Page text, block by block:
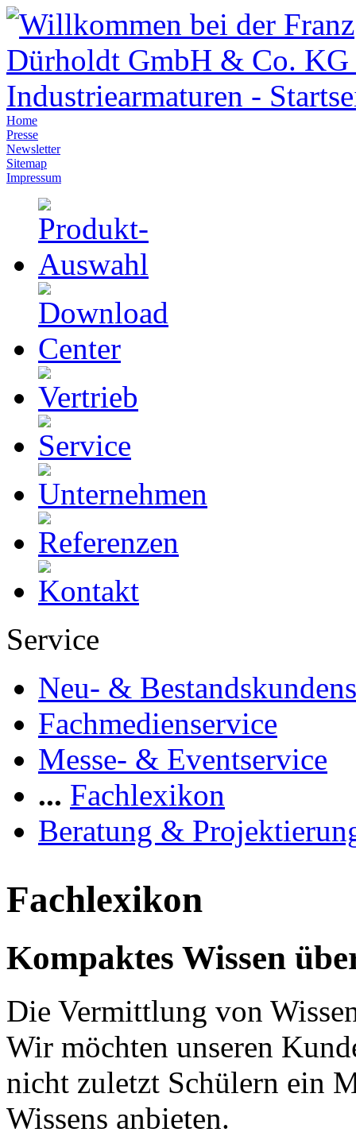
Home
Presse
Newsletter
Sitemap
Impressum
Service
Neu- &
Fachmedienservice
Messe- & Eventservice
... Fachlexikon
Beratung &
Fachlexikon
Kompaktes Wissen
Die Vermittlung von
Wir möchten unseren
nicht zuletzt Schülern ein
Wissens anbieten.